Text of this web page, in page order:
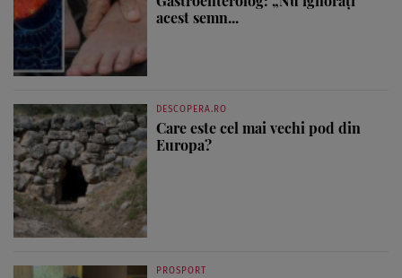
acest semn...
DESCOPERA.RO
Care este cel mai vechi pod din
Europa?
PROSPORT